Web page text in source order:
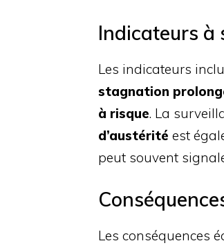
Indicateurs à
Les indicateurs
stagnation
à risque. La
d’austérité est
peut souvent
Les conséquences